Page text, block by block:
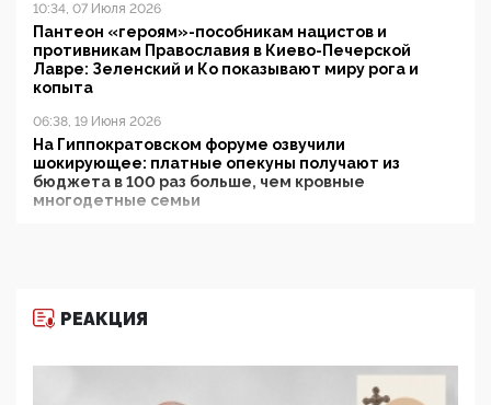
10:34, 07 Июля 2026
Пантеон «героям»-пособникам нацистов и
противникам Православия в Киево-Печерской
Лавре: Зеленский и Ко показывают миру рога и
копыта
06:38, 19 Июня 2026
На Гиппократовском форуме озвучили
шокирующее: платные опекуны получают из
бюджета в 100 раз больше, чем кровные
многодетные семьи
11:53, 09 Июня 2026
деятельность ИИТО ЮНЕСКО в России, но
цифроглобалисты продолжают определять
РЕАКЦИЯ